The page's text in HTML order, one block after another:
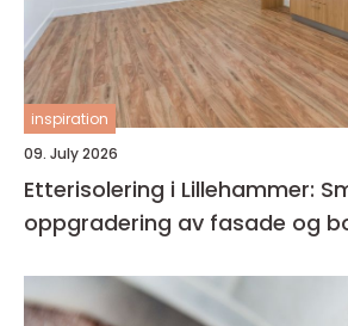
inspiration
09. July 2026
Etterisolering i Lillehammer:
oppgradering av fasade og